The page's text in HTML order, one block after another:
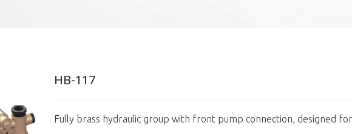
HB-117
Fully brass hydraulic group with front pump connection, designed